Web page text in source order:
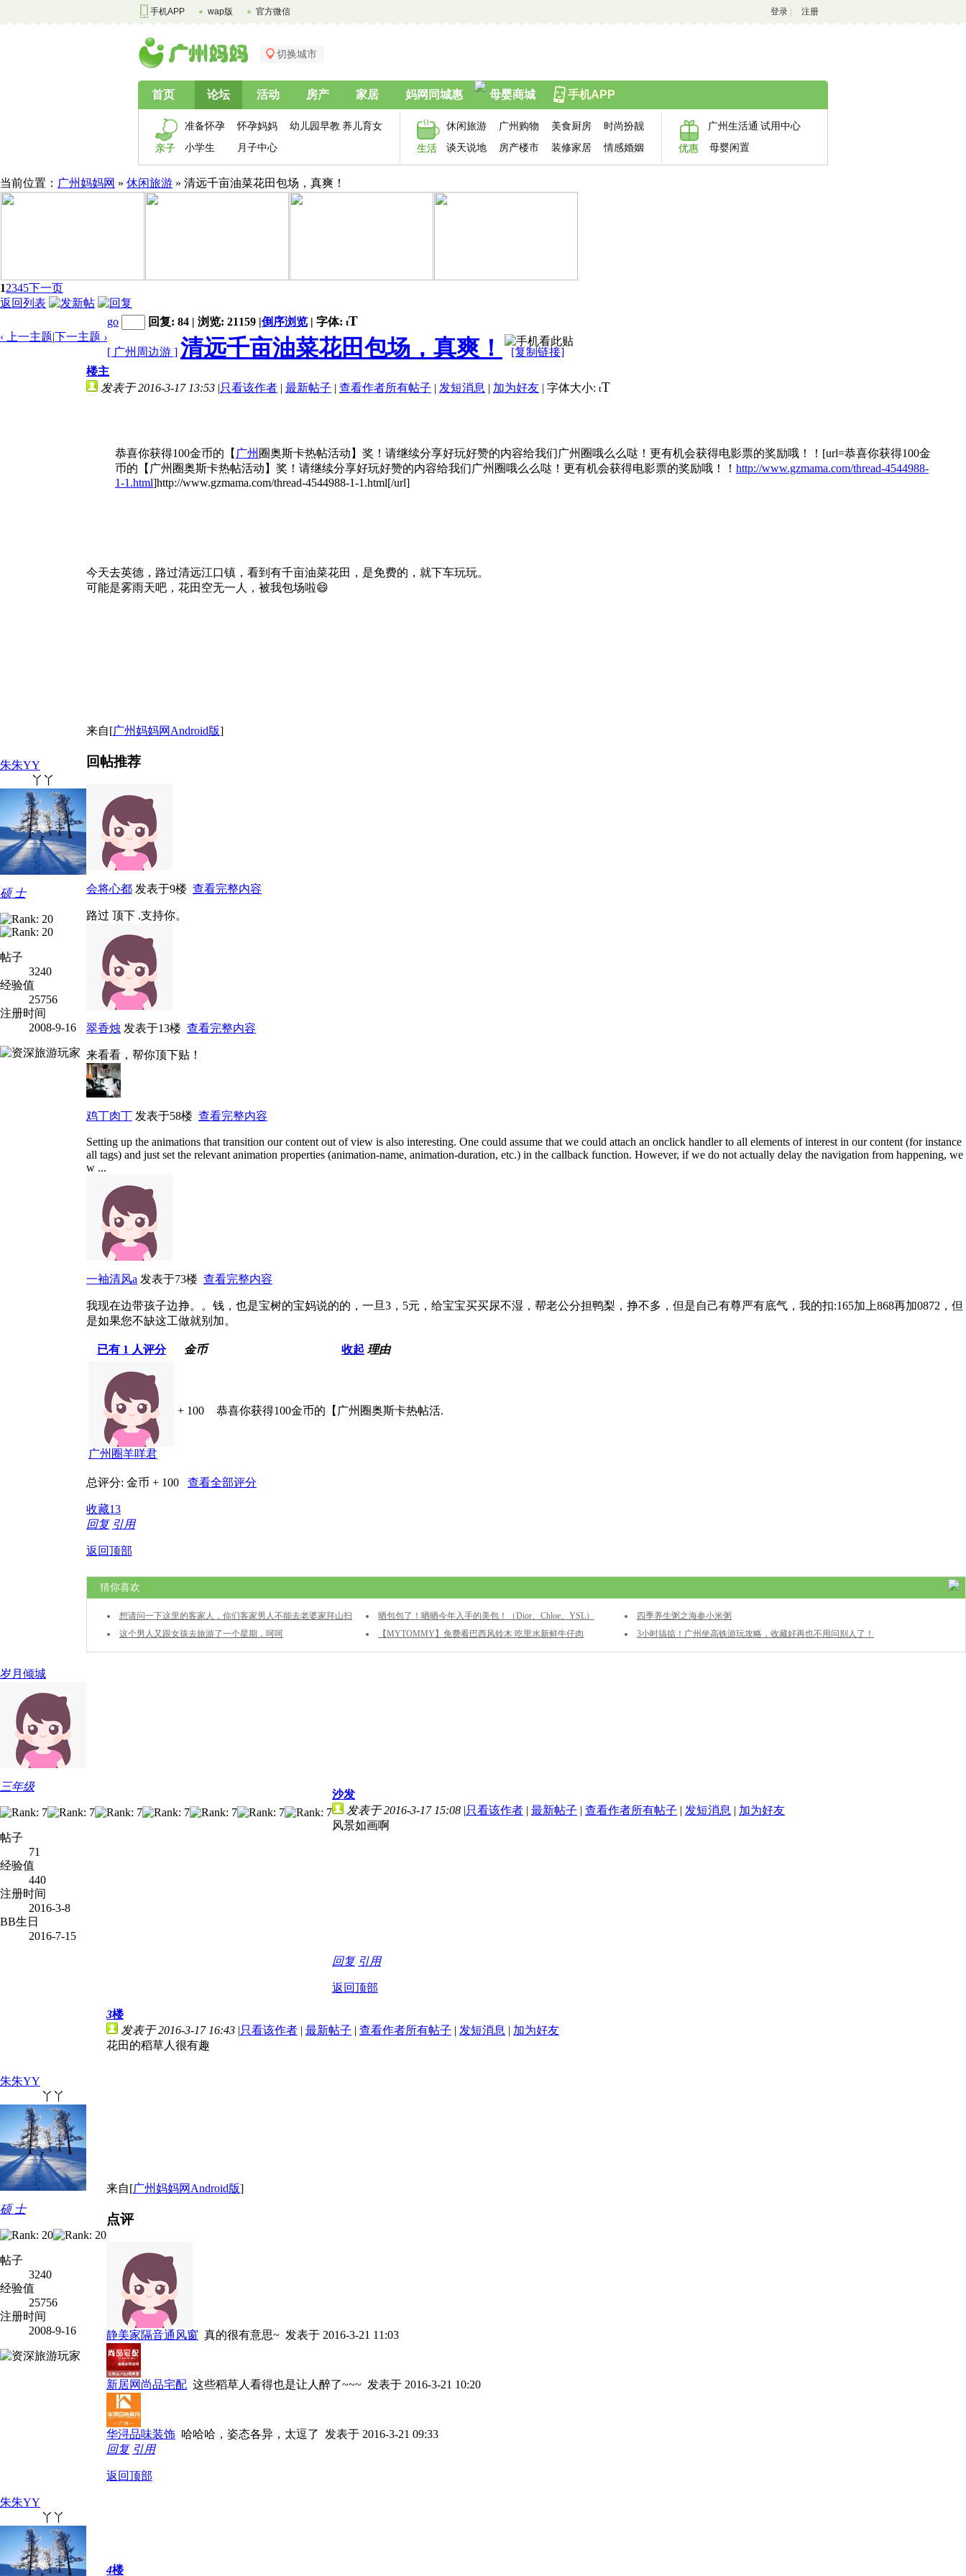
手机APP wap版 官方微信 登录 注册
切换城市
首页 论坛 活动 房产 家居 妈网同城惠 母婴商城 手机APP
亲子
准备怀孕 怀孕妈妈 幼儿园早教 养儿育女
小学生
月子中心 生活
休闲旅游 广州购物 美食厨房
时尚扮靓
谈天说地
房产楼市 装修家居 情感婚姻 优惠
广州生活通 试用中心
母婴闲置
当前位置： 广州妈妈网 » 休闲旅游 » 清远千亩油菜花田包场，真爽！
12345下一页
返回列表
‹ 上一主题|下一主题 ›
go 回复: 84 | 浏览: 21159 |倒序浏览 | 字体: tT
[ 广州周边游 ] 清远千亩油菜花田包场，真爽！ [复制链接]
朱朱YY
丫丫
硕 士
帖子
3240
经验值
25756
注册时间
2008-9-16
楼主
发表于 2016-3-17 13:53 |只看该作者 | 最新帖子 | 查看作者所有帖子 | 发短消息 | 加为好友 | 字体大小: tT
恭喜你获得100金币的【 广州 圈奥斯卡热帖活动】奖！请继续分享好玩好赞的内容给我们广州圈哦么么哒！更有机会获得电影票的奖励哦！！[url=恭喜你获得100金
币的【广州圈奥斯卡热帖活动】奖！请继续分享好玩好赞的内容给我们广州圈哦么么哒！更有机会获得电影票的奖励哦！！ http://www.gzmama.com/thread-4544988-
1-1.html]http://www.gzmama.com/thread-4544988-1-1.html[/url]
今天去英德，路过清远江口镇，看到有千亩油菜花田，是免费的，就下车玩玩。
可能是雾雨天吧，花田空无一人，被我包场啦😄
来自[广州妈妈网Android版]
回帖推荐
会将心都 发表于9楼 查看完整内容
路过 顶下 .支持你。
翠香烛 发表于13楼 查看完整内容
来看看，帮你顶下贴！
鸡丁肉丁 发表于58楼 查看完整内容
Setting up the animations that transition our content out of view is also interesting. One could assume that we could attach an onclick handler to all elements of interest in our content (for instance
all tags) and just set the relevant animation properties (animation-name, animation-duration, etc.) in the callback function. However, if we do not actually delay the navigation from happening, we
w ...
一袖清风a 发表于73楼 查看完整内容
我现在边带孩子边挣。。钱，也是宝树的宝妈说的的，一旦3，5元，给宝宝买买尿不湿，帮老公分担鸭梨，挣不多，但是自己有尊严有底气，我的扣:165加上868再加0872，但
是如果您不缺这工做就别加。
已有 1 人评分 金币 收起 理由
广州圈羊咩君
+ 100 恭喜你获得100金币的【广州圈奥斯卡热帖活.
总评分: 金币 + 100 查看全部评分
收藏13
回复 引用
返回顶部
猜你喜欢
想请问一下这里的客家人，你们客家男人不能去老婆家拜山扫
墓吗？
晒包包了！晒晒今年入手的美包！（Dior、Chloe、YSL）
四季养生粥之海参小米粥
这个男人又跟女孩去旅游了一个星期，呵呵
【MYTOMMY】免费看巴西风铃木 吃里水新鲜牛仔肉 3小时搞掂！广州坐高铁游玩攻略，收藏好再也不用问别人了！
岁月倾城
三年级
帖子
71
经验值
440
注册时间
2016-3-8
BB生日
2016-7-15
沙发
发表于 2016-3-17 15:08 |只看该作者 | 最新帖子 | 查看作者所有帖子 | 发短消息 | 加为好友
风景如画啊
回复 引用
返回顶部
朱朱YY
丫丫
硕 士
帖子
3240
经验值
25756
注册时间
2008-9-16
3楼
发表于 2016-3-17 16:43 |只看该作者 | 最新帖子 | 查看作者所有帖子 | 发短消息 | 加为好友
花田的稻草人很有趣
来自[广州妈妈网Android版]
点评
静美家隔音通风窗 真的很有意思~ 发表于 2016-3-21 11:03
新居网尚品宅配 这些稻草人看得也是让人醉了~~~ 发表于 2016-3-21 10:20
华浔品味装饰 哈哈哈，姿态各异，太逗了 发表于 2016-3-21 09:33
回复 引用
返回顶部
朱朱YY
丫丫
4楼